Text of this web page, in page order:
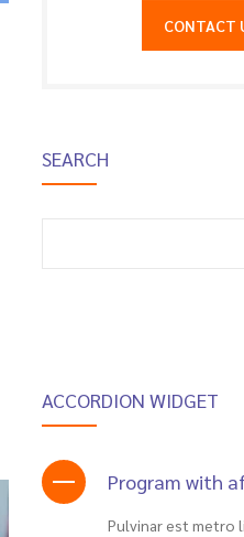
CONTACT
SEARCH
ACCORDION WIDGET
Program with
Pulvinar est metro